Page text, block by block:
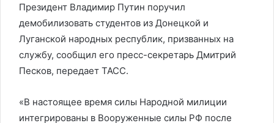
Президент Владимир Путин поручил
демобилизовать студентов из Донецкой и
Луганской народных республик, призванных на
службу, сообщил его пресс-секретарь Дмитрий
Песков, передает ТАСС.
«В настоящее время силы Народной милиции
интегрированы в Вооруженные силы РФ после